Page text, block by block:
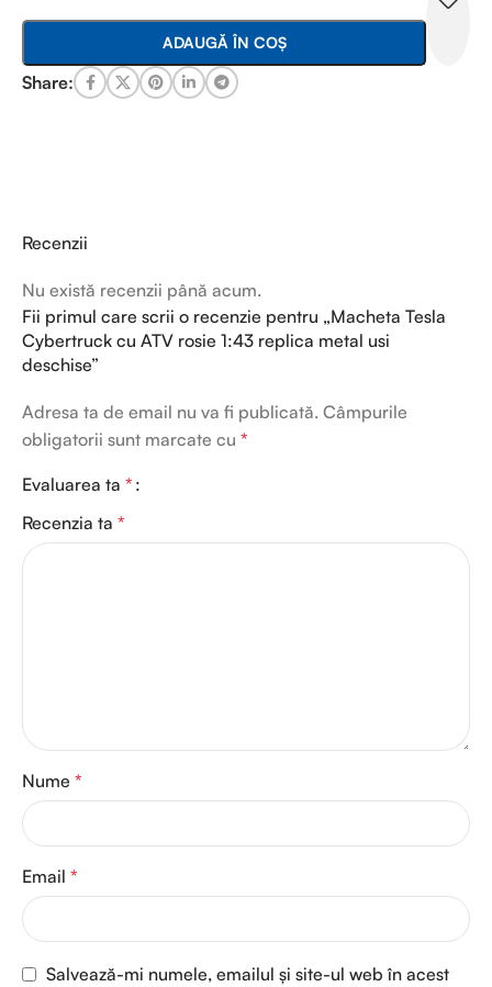
ADAUGĂ ÎN COȘ
Share:
Recenzii
Nu există recenzii până acum.
Fii primul care scrii o recenzie pentru „Macheta Tesla
Cybertruck cu ATV rosie 1:43 replica metal usi
deschise”
Adresa ta de email nu va fi publicată. Câmpurile
obligatorii sunt marcate cu *
Evaluarea ta *
Recenzia ta *
Nume *
Email *
Salvează-mi numele, emailul și site-ul web în acest